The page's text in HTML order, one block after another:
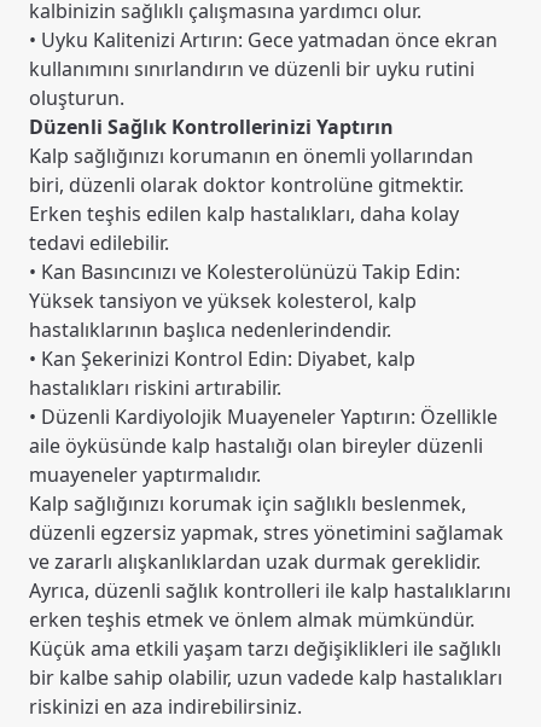
kalbinizin sağlıklı çalışmasına yardımcı olur.
• Uyku Kalitenizi Artırın: Gece yatmadan önce ekran
kullanımını sınırlandırın ve düzenli bir uyku rutini
oluşturun.
Düzenli Sağlık Kontrollerinizi Yaptırın
Kalp sağlığınızı korumanın en önemli yollarından
biri, düzenli olarak doktor kontrolüne gitmektir.
Erken teşhis edilen kalp hastalıkları, daha kolay
tedavi edilebilir.
• Kan Basıncınızı ve Kolesterolünüzü Takip Edin:
Yüksek tansiyon ve yüksek kolesterol, kalp
hastalıklarının başlıca nedenlerindendir.
• Kan Şekerinizi Kontrol Edin: Diyabet, kalp
hastalıkları riskini artırabilir.
• Düzenli Kardiyolojik Muayeneler Yaptırın: Özellikle
aile öyküsünde kalp hastalığı olan bireyler düzenli
muayeneler yaptırmalıdır.
Kalp sağlığınızı korumak için sağlıklı beslenmek,
düzenli egzersiz yapmak, stres yönetimini sağlamak
ve zararlı alışkanlıklardan uzak durmak gereklidir.
Ayrıca, düzenli sağlık kontrolleri ile kalp hastalıklarını
erken teşhis etmek ve önlem almak mümkündür.
Küçük ama etkili yaşam tarzı değişiklikleri ile sağlıklı
bir kalbe sahip olabilir, uzun vadede kalp hastalıkları
riskinizi en aza indirebilirsiniz.